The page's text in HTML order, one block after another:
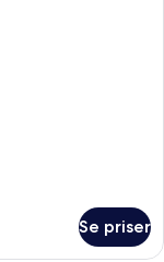
Se priser